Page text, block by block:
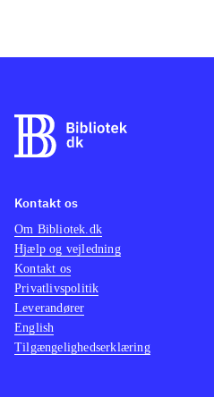
Kontakt os
Om Bibliotek.dk
Hjælp og vejledning
Kontakt os
Privatlivspolitik
Leverandører
English
Tilgængelighedserklæring